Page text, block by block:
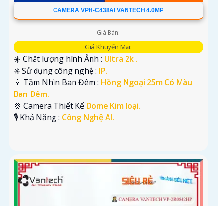
CAMERA VPH-C438AI VANTECH 4.0MP
Giá Bán:
Giá Khuyến Mại:
☀️ Chất lượng hình Ảnh : Ultra 2k .
✳️ Sử dụng công nghệ : IP.
💡 Tầm Nhìn Ban Đêm : Hồng Ngoại 25m Có Màu
Ban Ðêm.
💢 Camera Thiết Kế Dome Kim loại.
️🎙 Khả Năng : Công Nghệ AI.